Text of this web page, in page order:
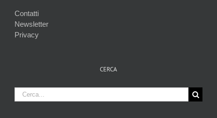
Contatti
Newsletter
Privacy
CERCA
Cerca
per: